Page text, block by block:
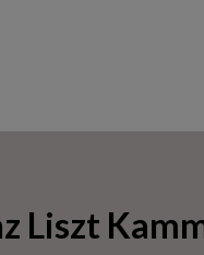
Liszt